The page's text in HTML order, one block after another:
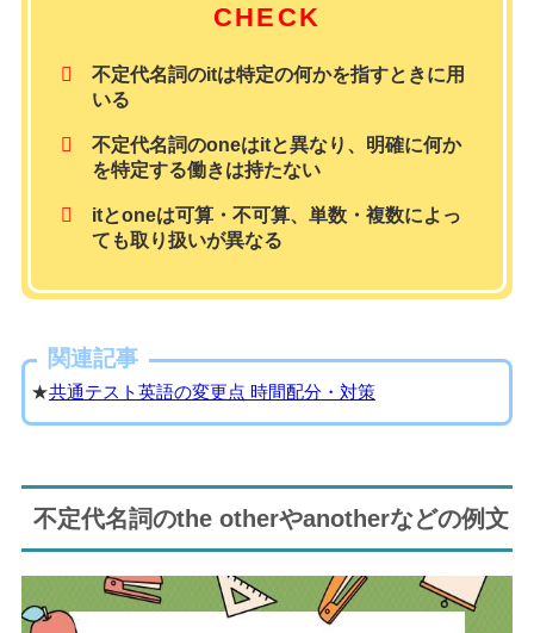
CHECK
不定代名詞のitは特定の何かを指すときに用
いる
不定代名詞のoneはitと異なり、明確に何か
を特定する働きは持たない
itとoneは可算・不可算、単数・複数によっ
ても取り扱いが異なる
関連記事
★共通テスト英語の変更点 時間配分・対策
不定代名詞のthe otherやanotherなどの例文